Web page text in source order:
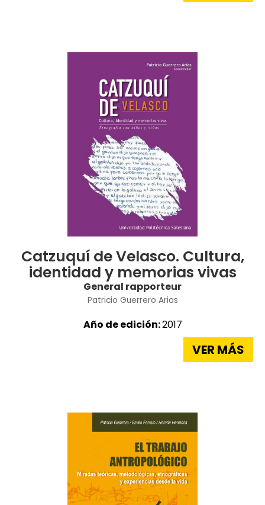
Catzuquí de Velasco. Cultura,
identidad y memorias vivas
General rapporteur
Patricio Guerrero Arias
Año de edición:2017
VER MÁS